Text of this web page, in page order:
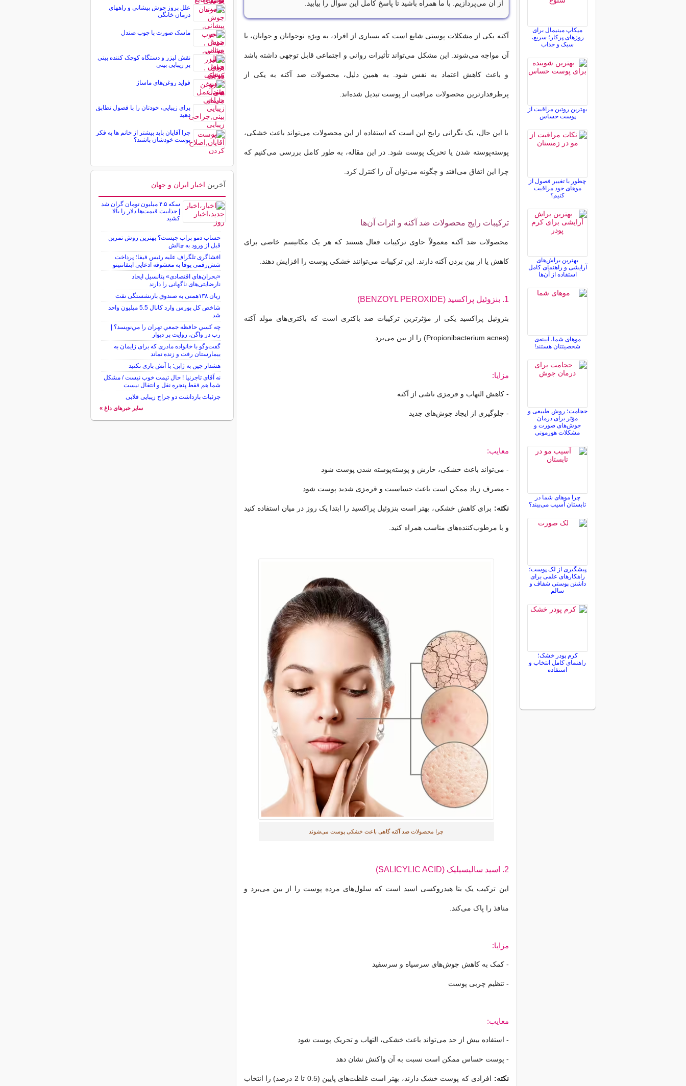
از آن می‌پردازیم. با ما همراه باشید تا پاسخ کامل این سوال را بیابید.
آکنه یکی از مشکلات پوستی شایع است که بسیاری از افراد، به ویژه نوجوانان و جوانان، با
آن مواجه می‌شوند. این مشکل می‌تواند تأثیرات روانی و اجتماعی قابل توجهی داشته باشد
و باعث کاهش اعتماد به نفس شود. به همین دلیل، محصولات ضد آکنه به یکی از
پرطرفدارترین محصولات مراقبت از پوست تبدیل شده‌اند.
با این حال، یک نگرانی رایج این است که استفاده از این محصولات می‌تواند باعث خشکی،
پوسته‌پوسته شدن یا تحریک پوست شود. در این مقاله، به طور کامل بررسی می‌کنیم که
چرا این اتفاق می‌افتد و چگونه می‌توان آن را کنترل کرد.
ترکیبات رایج محصولات ضد آکنه و اثرات آن‌ها
محصولات ضد آکنه معمولاً حاوی ترکیبات فعال هستند که هر یک مکانیسم خاصی برای
کاهش یا از بین بردن آکنه دارند. این ترکیبات می‌توانند خشکی پوست را افزایش دهند.
1. بنزوئیل پراکسید (BENZOYL PEROXIDE)
بنزوئیل پراکسید یکی از مؤثرترین ترکیبات ضد باکتری است که باکتری‌های مولد آکنه
(Propionibacterium acnes) را از بین می‌برد.
مزایا:
- کاهش التهاب و قرمزی ناشی از آکنه
- جلوگیری از ایجاد جوش‌های جدید
معایب:
- می‌تواند باعث خشکی، خارش و پوسته‌پوسته شدن پوست شود
- مصرف زیاد ممکن است باعث حساسیت و قرمزی شدید پوست شود
نکته: برای کاهش خشکی، بهتر است بنزوئیل پراکسید را ابتدا یک روز در میان استفاده کنید
و با مرطوب‌کننده‌های مناسب همراه کنید.
چرا محصولات ضد آکنه گاهی باعث خشکی پوست می‌شوند
2. اسید سالیسیلیک (SALICYLIC ACID)
این ترکیب یک بتا هیدروکسی اسید است که سلول‌های مرده پوست را از بین می‌برد و
منافذ را پاک می‌کند.
مزایا:
- کمک به کاهش جوش‌های سرسیاه و سرسفید
- تنظیم چربی پوست
معایب:
- استفاده بیش از حد می‌تواند باعث خشکی، التهاب و تحریک پوست شود
- پوست حساس ممکن است نسبت به آن واکنش نشان دهد
نکته: افرادی که پوست خشک دارند، بهتر است غلظت‌های پایین (0.5 تا 2 درصد) را انتخاب
میکاپ مینیمال برای
روزهای پرکار؛ سریع،
سبک و جذاب
بهترین روتین مراقبت از
پوست حساس
چطور با تغییر فصول از
موهای خود مراقبت
کنیم؟
بهترین براش‌های
آرایشی و راهنمای کامل
استفاده از آن‌ها
موهای شما، آیینه‌ی
شخصیتتان هستند!
حجامت؛ روش طبیعی و
مؤثر برای درمان
جوش‌های صورت و
مشکلات هورمونی
چرا موهای شما در
تابستان آسیب می‌بیند؟
پیشگیری از لک پوست؛
راهکارهای علمی برای
داشتن پوستی شفاف و
سالم
کرم پودر خشک؛
راهنمای کامل انتخاب و
استفاده
علل بروز جوش پیشانی و راههای
درمان خانگی
ماسک صورت با چوب صندل
نقش لیزر و دستگاه کوچک کننده بینی
بر زیبایی بینی
فواید روغن‌های ماساژ
برای زیبایی، خودتان را با فصول تطابق
دهید
چرا آقایان باید بیشتر از خانم ها به فکر
پوست خودشان باشند؟
آخرین اخبار ایران و جهان
سکه ۴.۵ میلیون تومان گران شد
| جذابیت قیمت‌ها دلار را بالا
کشید
حساب دمو پراپ چیست؟ بهترین روش تمرین
قبل از ورود به چالش
افشاگری تلگراف علیه رئیس فیفا؛ پرداخت
شش‌رقمی یوفا به معشوقه ادعایی اینفانتینو
«بحران‌های اقتصادی» پتانسیل ایجاد
نارضایتی‌های ناگهانی را دارند
زیان ۱۳۸همتی به صندوق بازنشستگی نفت
شاخص کل بورس وارد کانال 5.5 میلیون واحد
شد
چه كسي حافظه جمعي تهران را مي‌نويسد؟ |
رپ در واگن، روايت بر ديوار
گفت‌وگو با خانواده مادری که برای زایمان به
بیمارستان رفت و زنده نماند
هشدار چین به ژاپن: با آتش بازی نکنید
نه آقای تاجرنیا ! حال تیمت خوب نیست / مشکل
شما هم فقط پنجره نقل و انتقال نیست
جزئیات بازداشت دو جراح زیبایی قلابی
سایر خبرهای داغ »